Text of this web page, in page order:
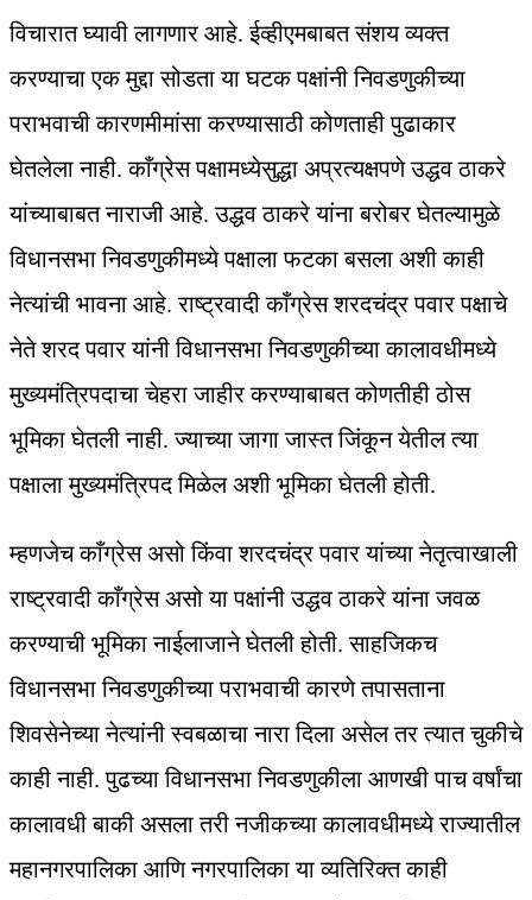
विचारात घ्यावी लागणार आहे. ईव्हीएमबाबत संशय व्यक्त
करण्याचा एक मुद्दा सोडता या घटक पक्षांनी निवडणुकीच्या
पराभवाची कारणमीमांसा करण्यासाठी कोणताही पुढाकार
घेतलेला नाही. काँग्रेस पक्षामध्येसुद्धा अप्रत्यक्षपणे उद्धव ठाकरे
यांच्याबाबत नाराजी आहे. उद्धव ठाकरे यांना बरोबर घेतल्यामुळे
विधानसभा निवडणुकीमध्ये पक्षाला फटका बसला अशी काही
नेत्यांची भावना आहे. राष्ट्रवादी काँग्रेस शरदचंद्र पवार पक्षाचे
नेते शरद पवार यांनी विधानसभा निवडणुकीच्या कालावधीमध्ये
मुख्यमंत्रिपदाचा चेहरा जाहीर करण्याबाबत कोणतीही ठोस
भूमिका घेतली नाही. ज्याच्या जागा जास्त जिंकून येतील त्या
पक्षाला मुख्यमंत्रिपद मिळेल अशी भूमिका घेतली होती.
म्हणजेच काँग्रेस असो किंवा शरदचंद्र पवार यांच्या नेतृत्वाखाली
राष्ट्रवादी काँग्रेस असो या पक्षांनी उद्धव ठाकरे यांना जवळ
करण्याची भूमिका नाईलाजाने घेतली होती. साहजिकच
विधानसभा निवडणुकीच्या पराभवाची कारणे तपासताना
शिवसेनेच्या नेत्यांनी स्वबळाचा नारा दिला असेल तर त्यात चुकीचे
काही नाही. पुढच्या विधानसभा निवडणुकीला आणखी पाच वर्षांचा
कालावधी बाकी असला तरी नजीकच्या कालावधीमध्ये राज्यातील
महानगरपालिका आणि नगरपालिका या व्यतिरिक्त काही